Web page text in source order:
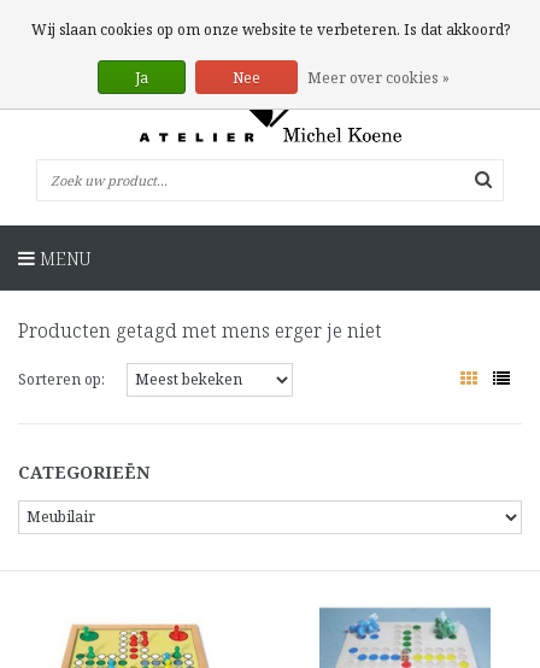
0 Artikelen
MENU
Producten getagd met mens erger je niet
Sorteren op:
CATEGORIEËN
Wij slaan cookies op om onze website te verbeteren. Is dat akkoord?
Ja Nee Meer over cookies »